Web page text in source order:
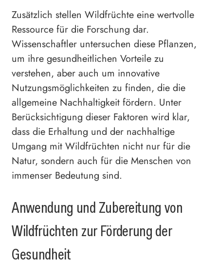
Zusätzlich stellen Wildfrüchte eine wertvolle
Ressource für die Forschung dar.
Wissenschaftler untersuchen diese Pflanzen,
um ihre gesundheitlichen Vorteile zu
verstehen, aber auch um innovative
Nutzungsmöglichkeiten zu finden, die die
allgemeine Nachhaltigkeit fördern. Unter
Berücksichtigung dieser Faktoren wird klar,
dass die Erhaltung und der nachhaltige
Umgang mit Wildfrüchten nicht nur für die
Natur, sondern auch für die Menschen von
immenser Bedeutung sind.
Anwendung und Zubereitung von
Wildfrüchten zur Förderung der
Gesundheit